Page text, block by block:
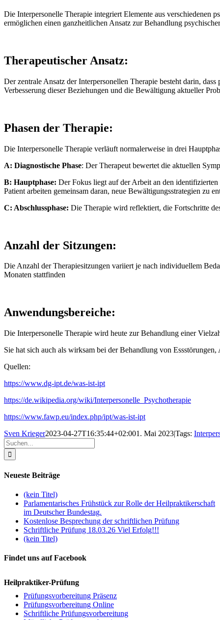
Die Interpersonelle Therapie integriert Elemente aus verschiedenen
ermöglichen einen ganzheitlichen Ansatz zur Behandlung
Therapeutischer Ansatz:
Der zentrale Ansatz der Interpersonellen Therapie besteht darin,
Verbesserung dieser Beziehungen und die Bewältigung aktueller
Phasen der Therapie:
Die Interpersonelle Therapie verläuft normalerweise in drei
A: Diagnostische Phase: Der Therapeut bewertet die aktuellen
B: Hauptphase: Der Fokus liegt auf der Arbeit an den
Patient arbeiten gemeinsam daran, neue Bewältigungsstrategien zu
C: Abschlussphase: Die Therapie wird reflektiert, die Fortschritte
Anzahl der Sitzungen:
Die Anzahl der Therapiesitzungen variiert je nach individuellem
Monaten stattfinden
Anwendungsbereiche:
Die Interpersonelle Therapie wird heute zur Behandlung einer
Sie hat sich auch als wirksam bei der Behandlung von
Quellen:
https://www.dg-ipt.de/was-ist-ipt
https://de.wikipedia.org/wiki/Interpersonelle_Psychotherapie
https://www.fawp.eu/index.php/ipt/was-ist-ipt
Sven Krieger2023-04-27T16:35:44+02:001. Mai 2023|Tags:
Suche
nach:
Neueste Beiträge
(kein Titel)
Parlamentarisches Frühstück zur Rolle der Heilpraktikerschaft
im Deutscher Bundestag.
Kostenlose Besprechung der schriftlichen Prüfung
Schriftliche Prüfung 18.03.26 Viel Erfolg!!!
(kein Titel)
Findet uns auf Facebook
Heilpraktiker-Prüfung
Prüfungsvorbereitung Präsenz
Prüfungsvorbereitung Online
Schriftliche Prüfungsvorbereitung